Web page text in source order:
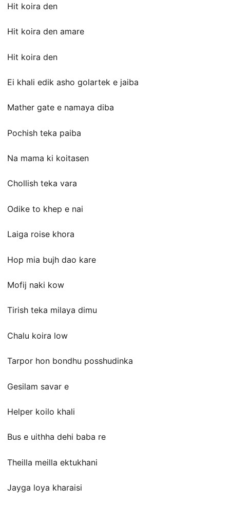
Hit koira den
Hit koira den amare
Hit koira den
Ei khali edik asho golartek e jaiba
Mather gate e namaya diba
Pochish teka paiba
Na mama ki koitasen
Chollish teka vara
Odike to khep e nai
Laiga roise khora
Hop mia bujh dao kare
Mofij naki kow
Tirish teka milaya dimu
Chalu koira low
Tarpor hon bondhu posshudinka
Gesilam savar e
Helper koilo khali
Bus e uithha dehi baba re
Theilla meilla ektukhani
Jayga loya kharaisi